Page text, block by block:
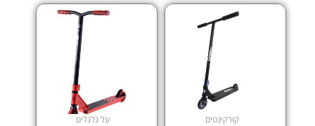
קורקינטים על גלגלים